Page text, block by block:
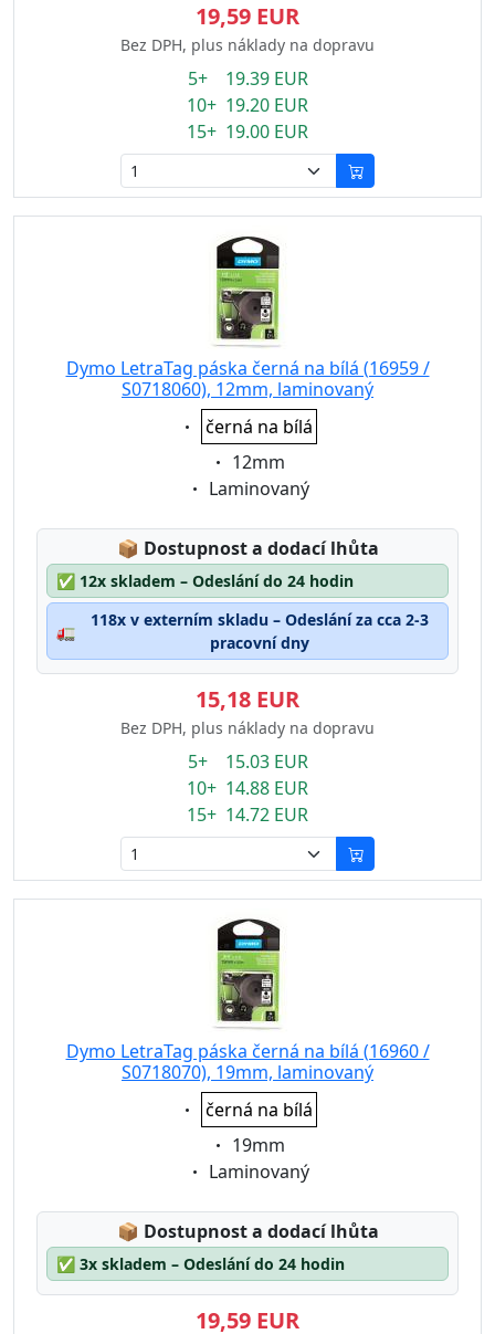
19,59 EUR
Bez DPH, plus náklady na dopravu
5+ 19.39 EUR
10+ 19.20 EUR
15+ 19.00 EUR
Dymo LetraTag páska černá na bílá (16959 /
S0718060), 12mm, laminovaný
Eigenschaft:
černá na bílá
Eigenschaft:
12mm
Eigenschaft:
Laminovaný
📦 Lagerstatus:
Dostupnost a dodací lhůta
✅ 12x skladem – Odeslání do 24 hodin
🚛
118x v externím skladu – Odeslání za cca 2-3
pracovní dny
15,18 EUR
Bez DPH, plus náklady na dopravu
5+ 15.03 EUR
10+ 14.88 EUR
15+ 14.72 EUR
Dymo LetraTag páska černá na bílá (16960 /
S0718070), 19mm, laminovaný
Eigenschaft:
černá na bílá
Eigenschaft:
19mm
Eigenschaft:
Laminovaný
📦 Lagerstatus:
Dostupnost a dodací lhůta
✅ 3x skladem – Odeslání do 24 hodin
19,59 EUR